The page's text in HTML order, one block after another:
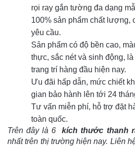
rọi ray gắn tường đa dạng
100% sản phẩm chất lượng,
yêu cầu.
Sản phẩm có độ bền cao,
thực, sắc nét và sinh động,
trang trí hàng đầu hiện nay.
Ưu đãi hấp dẫn, mức chiết
gian bảo hành lên tới 24
Tư vấn miễn phí, hỗ trợ đặt
toàn quốc.
Trên đây là 6
kích thước thanh
nhất trên thị trường hiện nay. Liên